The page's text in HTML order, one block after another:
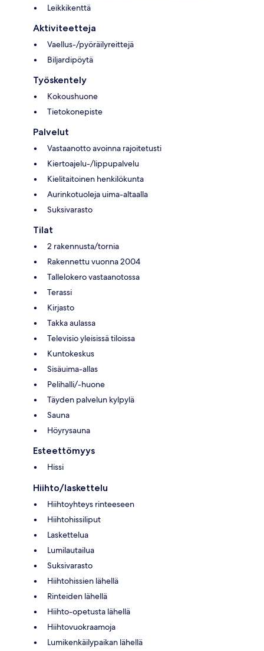
Leikkikenttä
Aktiviteetteja
Vaellus-/pyöräilyreittejä
Biljardipöytä
Työskentely
Kokoushuone
Tietokonepiste
Palvelut
Vastaanotto avoinna rajoitetusti
Kiertoajelu-/lippupalvelu
Kielitaitoinen henkilökunta
Aurinkotuoleja uima-altaalla
Suksivarasto
Tilat
2 rakennusta/tornia
Rakennettu vuonna 2004
Tallelokero vastaanotossa
Terassi
Kirjasto
Takka aulassa
Televisio yleisissä tiloissa
Kuntokeskus
Sisäuima-allas
Pelihalli/-huone
Täyden palvelun kylpylä
Sauna
Höyrysauna
Esteettömyys
Hissi
Hiihto/laskettelu
Hiihtoyhteys rinteeseen
Hiihtohissiliput
Laskettelua
Lumilautailua
Suksivarasto
Hiihtohissien lähellä
Rinteiden lähellä
Hiihto-opetusta lähellä
Hiihtovuokraamoja
Lumikenkäilypaikan lähellä